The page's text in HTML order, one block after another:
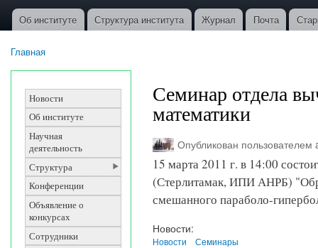
Основные ссылки
Об институте Структура института Журнал Почта
Главная
Новости
Об институте
Научная
деятельность
Структура
Конференции
Объявление о
конкурсах
Сотрудники
Семинар отдела
математики
Опубликован пользователем
15 марта 2011 г. в 14:00
(Стерлитамак, ИПИ АНРБ)
смешанного параболо-
Новости:
Новости Семинары